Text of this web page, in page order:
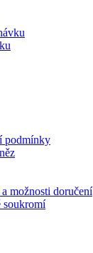
podmínky
možnosti doručení
soukromí